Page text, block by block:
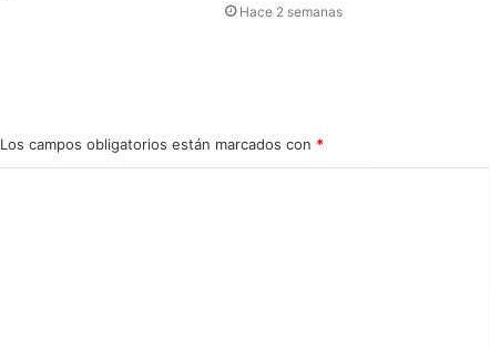
Hace 2 semanas
Los campos obligatorios están marcados con *